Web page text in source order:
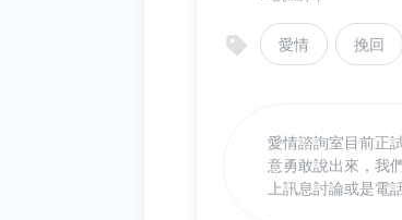
愛情 挽回
愛情諮詢室目前正
意勇敢說出來，我
上訊息討論或是電